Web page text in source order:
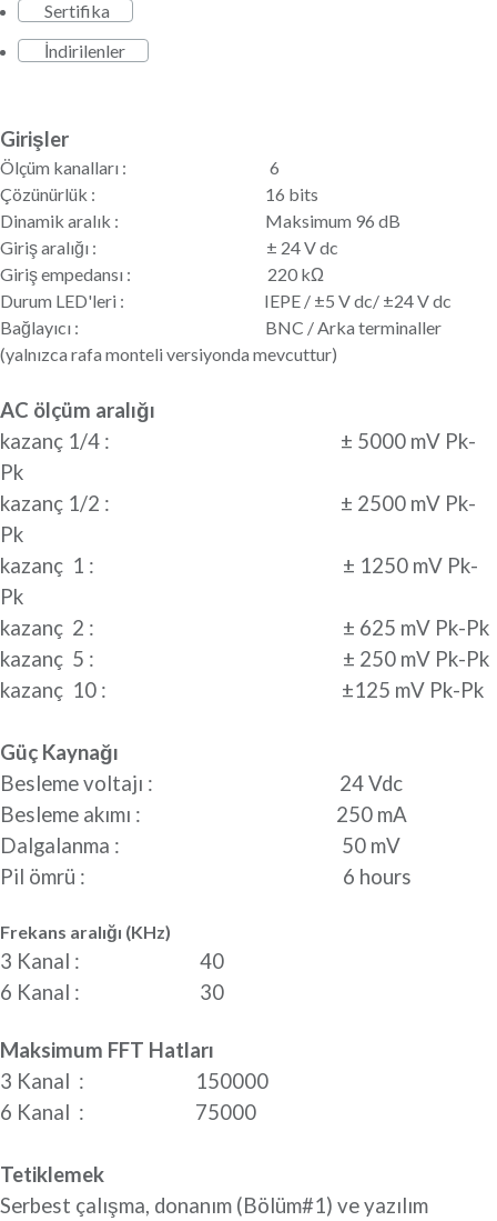
Sertifika
İndirilenler
Girişler
Ölçüm kanalları : 6
Çözünürlük : 16 bits
Dinamik aralık : Maksimum 96 dB
Giriş aralığı : ± 24 V dc
Giriş empedansı : 220 kΩ
Durum LED'leri : IEPE / ±5 V dc/ ±24 V dc
Bağlayıcı : BNC / Arka terminaller
(yalnızca rafa monteli versiyonda mevcuttur)
AC ölçüm aralığı
kazanç 1/4 : ± 5000 mV Pk-
Pk
kazanç 1/2 : ± 2500 mV Pk-
Pk
kazanç 1 : ± 1250 mV Pk-
Pk
kazanç 2 : ± 625 mV Pk-Pk
kazanç 5 : ± 250 mV Pk-Pk
kazanç 10 : ±125 mV Pk-Pk
Güç Kaynağı
Besleme voltajı : 24 Vdc
Besleme akımı : 250 mA
Dalgalanma : 50 mV
Pil ömrü : 6 hours
Frekans aralığı (KHz)
3 Kanal : 40
6 Kanal : 30
Maksimum FFT Hatları
3 Kanal : 150000
6 Kanal : 75000
Tetiklemek
Serbest çalışma, donanım (Bölüm#1) ve yazılım